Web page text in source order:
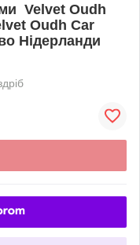
Velvet Oudh
Oudh Car
Нідерланди